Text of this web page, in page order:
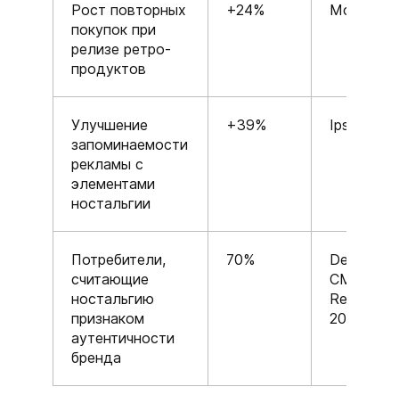
Рост повторных
покупок при
релизе ретро-
продуктов
+24% McKinsey
Улучшение
запоминаемости
рекламы с
элементами
ностальгии
+39% Ipsos
Потребители,
считающие
ностальгию
признаком
аутентичности
бренда
70%
Deloitte
CMO
Report
2025